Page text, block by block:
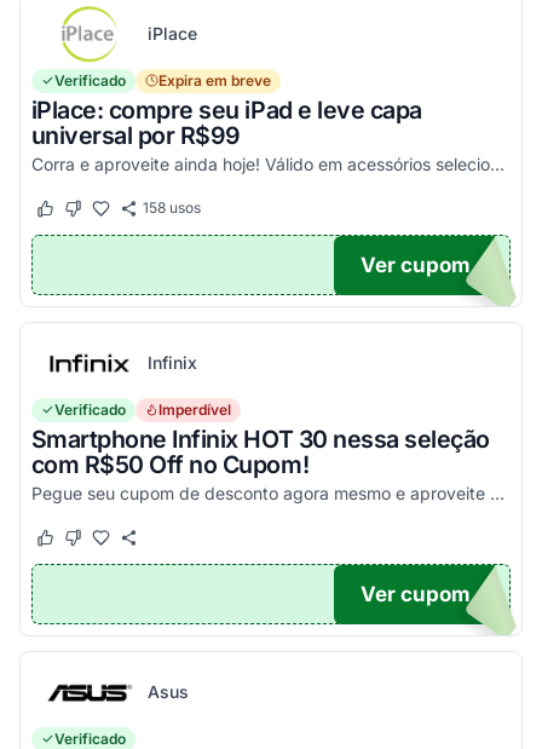
iPlace
Verificado Expira em breve
iPlace: compre seu iPad e leve capa
universal por R$99
Corra e aproveite ainda hoje! Válido em acessórios selecionados!
Este cupom funcionou
Este cupom não funcionou
158usos
PA
Ver cupom
Infinix
Verificado Imperdível
Smartphone Infinix HOT 30 nessa seleção
com R$50 Off no Cupom!
Pegue seu cupom de desconto agora mesmo e aproveite esta incrível oportunidade para economizar nas suas compras com este código!
Este cupom funcionou
Este cupom não funcionou
X50
Ver cupom
Asus
Verificado